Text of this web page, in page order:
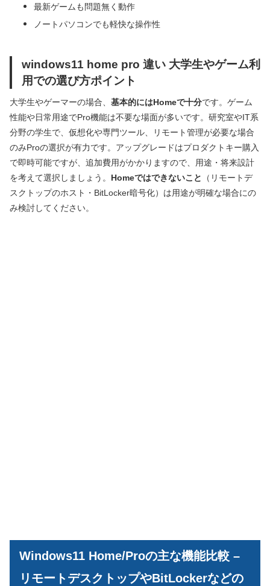
最新ゲームも問題無く動作
ノートパソコンでも軽快な操作性
windows11 home pro 違い 大学生やゲーム利
用での選び方ポイント
大学生やゲーマーの場合、 基本的にはHomeで十分です。ゲーム
性能や日常用途でPro機能は不要な場面が多いです。研究室やIT系
分野の学生で、仮想化や専門ツール、リモート管理が必要な場合
のみProの選択が有力です。アップグレードはプロダクトキー購入
で即時可能ですが、追加費用がかかりますので、用途・将来設計
を考えて選択しましょう。 Homeではできないこと
（リモートデ
スクトップのホスト・BitLocker暗号化）は用途が明確な場合にの
み検討してください。
Windows11 Home/Proの主な機能比較 –
リモートデスクトップやBitLockerなどの